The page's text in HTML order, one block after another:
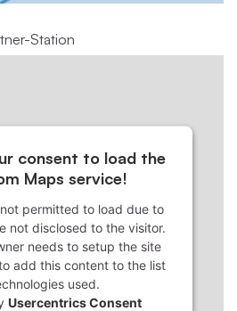
Station
consent to load the
Maps service!
permitted to load due to
not disclosed to the visitor.
needs to setup the site
add this content to the list
used.
Usercentrics Consent